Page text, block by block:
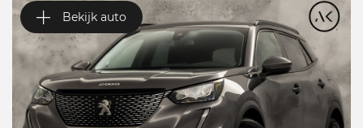
Bekijk auto